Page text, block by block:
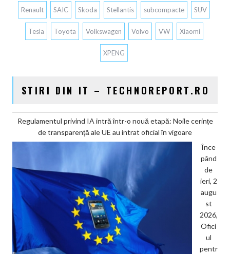
Renault SAIC Skoda Stellantis subcompacte SUV
Tesla Toyota Volkswagen Volvo VW Xiaomi
XPENG
STIRI DIN IT – TECHNOREPORT.RO
Regulamentul privind IA intră într-o nouă etapă: Noile cerințe
de transparență ale UE au intrat oficial în vigoare
Înce
pând
de
ieri, 2
augu
st
2026,
Ofici
ul
pentr